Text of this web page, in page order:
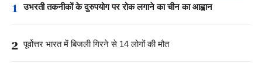
1 उभरती तकनीकों के दुरुपयोग पर रोक लगाने का चीन का आह्वान
2 पूर्वोत्तर भारत में बिजली गिरने से 14 लोगों की मौत